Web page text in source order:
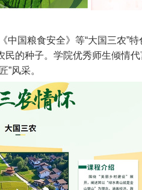
中国粮食安全》等“大国三农”
的种子。学院优秀师生倾情代
风采。